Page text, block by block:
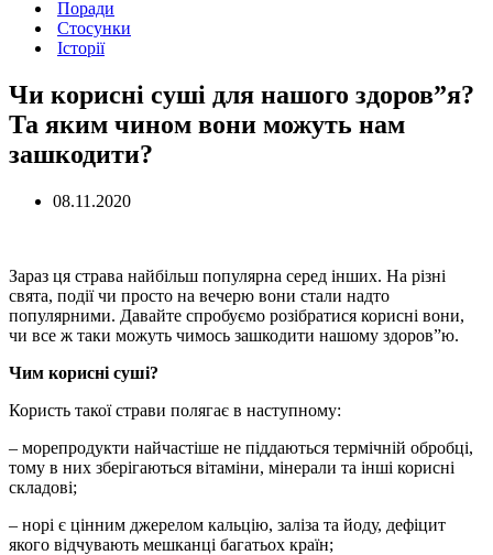
Поради
Стосунки
Історії
Чи корисні суші для нашого здоров”я?
Та яким чином вони можуть нам
зашкодити?
08.11.2020
Зараз ця страва найбільш популярна серед інших. На різні
свята, події чи просто на вечерю вони стали надто
популярними. Давайте спробуємо розібратися корисні вони,
чи все ж таки можуть чимось зашкодити нашому здоров”ю.
Чим корисні суші?
Користь такої страви полягає в наступному:
– морепродукти найчастіше не піддаються термічній обробці,
тому в них зберігаються вітаміни, мінерали та інші корисні
складові;
– норі є цінним джерелом кальцію, заліза та йоду, дефіцит
якого відчувають мешканці багатьох країн;